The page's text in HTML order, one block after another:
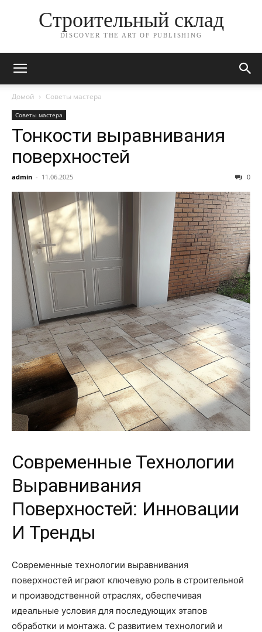
Строительный склад
DISCOVER THE ART OF PUBLISHING
Домой Советы мастера
Советы мастера
Тонкости выравнивания
поверхностей
admin - 11.06.2025 0
Современные Технологии
Выравнивания
Поверхностей: Инновации
И Тренды
Современные технологии выравнивания
поверхностей играют ключевую роль в строительной
и производственной отраслях, обеспечивая
идеальные условия для последующих этапов
обработки и монтажа. С развитием технологий и